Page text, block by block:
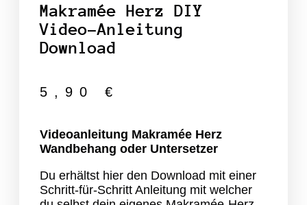
Makramée Herz DIY
Video-Anleitung
Download
5,90 €
Videoanleitung Makramée Herz
Wandbehang oder Untersetzer
Du erhältst hier den Download mit einer
Schritt-für-Schritt Anleitung mit welcher